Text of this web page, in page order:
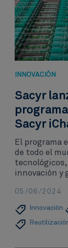
INNOVACIÓN​
Sacyr
Sacyr
El programa
de todo el
innovación y
05/06/2024
Innovación​